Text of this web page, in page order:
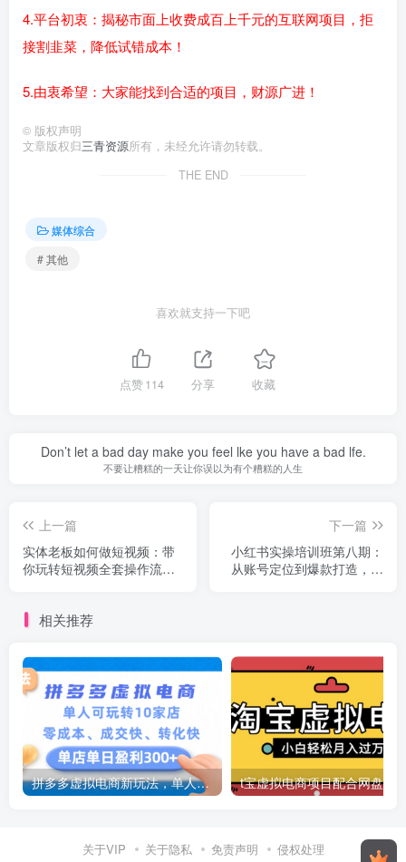
4.平台初衷：揭秘市面上收费成百上千元的互联网项目，拒
接割韭菜，降低试错成本！
5.由衷希望：大家能找到合适的项目，财源广进！
© 版权声明
文章版权归三青资源所有，未经允许请勿转载。
THE END
媒体综合
# 其他
喜欢就支持一下吧
点赞114 分享 收藏
Don’t let a bad day make you feel lke you have a bad lfe.
不要让糟糕的一天让你误以为有个糟糕的人生
上一篇
实体老板如何做短视频：带
你玩转短视频全套操作流
下一篇
小红书实操培训班第八期：
从账号定位到爆款打造，适
相关推荐
拼多多虚拟电商新玩法，单人可玩转10家店，零成本、成交快、转化快，号称单店单日可盈利300+
关于VIP 关于隐私 免责声明 侵权处理